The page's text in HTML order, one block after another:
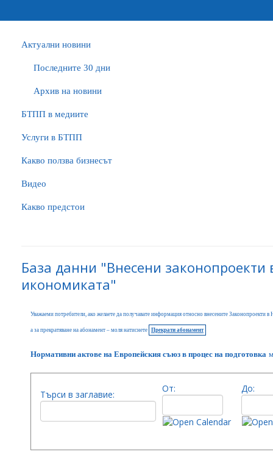
Актуални новини
Последните 30 дни
Архив на новини
БTПП в медиите
Услуги в БТПП
Какво ползва бизнесът
Видео
Какво предстои
База данни "Внесени
икономиката"
Уважаеми потребители, ако желаете да получавате информация относно внесените Законопроекти
а за прекратяване на абонамент – моля натиснете Прекрати абонамент
Нормативни актове на Европейския съюз в процес на подготовка
Търси в заглавие:
От: До: